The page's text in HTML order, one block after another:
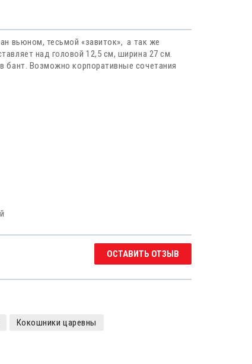
вьюном, тесьмой «завиток», а так же
над головой 12,5 см, ширина 27 см.
бант. Возможно корпоративные сочетания
ОСТАВИТЬ ОТЗЫВ
Кокошники царевны